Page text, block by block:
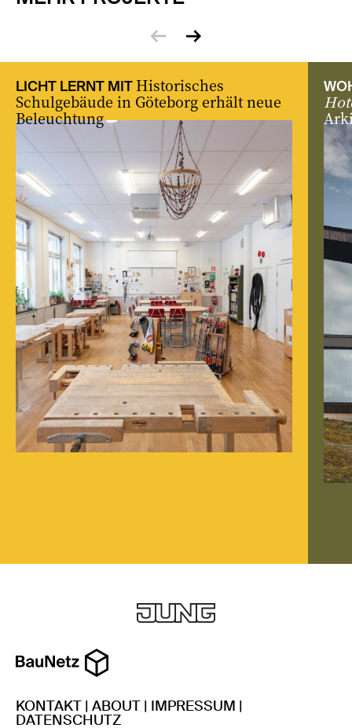
zurück
vor
LICHT LERNT MIT Historisches
Schulgebäude in Göteborg erhält neue
Beleuchtung
KONTAKT | ABOUT | IMPRESSUM |
DATENSCHUTZ